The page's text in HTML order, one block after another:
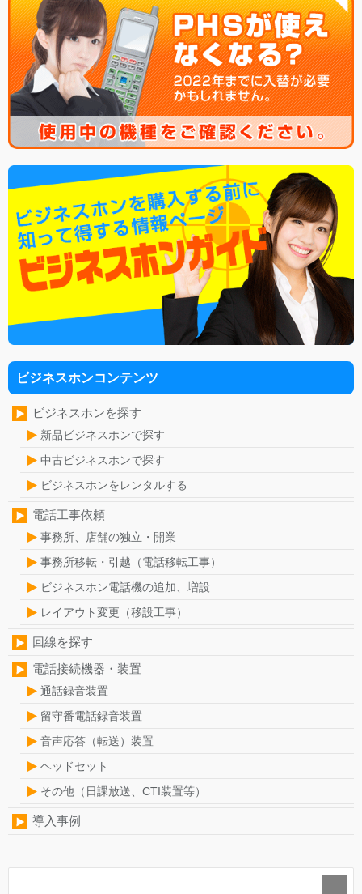
ビジネスホンコンテンツ
ビジネスホンを探す
新品ビジネスホンで探す
中古ビジネスホンで探す
ビジネスホンをレンタルする
電話工事依頼
事務所、店舗の独立・開業
事務所移転・引越（電話移転工事）
ビジネスホン電話機の追加、増設
レイアウト変更（移設工事）
回線を探す
電話接続機器・装置
通話録音装置
留守番電話録音装置
音声応答（転送）装置
ヘッドセット
その他（日課放送、CTI装置等）
導入事例